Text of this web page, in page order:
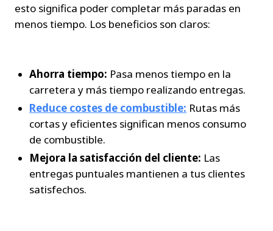
esto significa poder completar más paradas en
menos tiempo. Los beneficios son claros:
Ahorra tiempo: Pasa menos tiempo en la
carretera y más tiempo realizando entregas.
Reduce costes de combustible: Rutas más
cortas y eficientes significan menos consumo
de combustible.
Mejora la satisfacción del cliente: Las
entregas puntuales mantienen a tus clientes
satisfechos.